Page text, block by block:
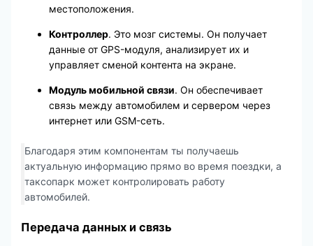
местоположения.
Контроллер. Это мозг системы. Он получает
данные от GPS-модуля, анализирует их и
управляет сменой контента на экране.
Модуль мобильной связи. Он обеспечивает
связь между автомобилем и сервером через
интернет или GSM-сеть.
Благодаря этим компонентам ты получаешь
актуальную информацию прямо во время поездки, а
таксопарк может контролировать работу
автомобилей.
Передача данных и связь